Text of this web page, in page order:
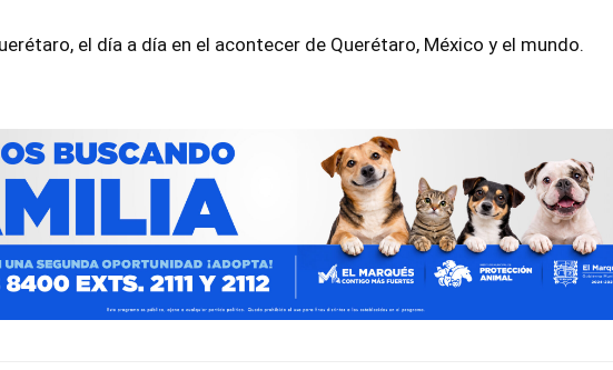
el día a día en el acontecer de Querétaro, México y el mundo.